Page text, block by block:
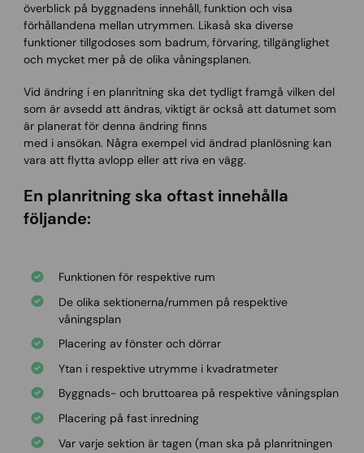
överblick på byggnadens innehåll, funktion och visa
förhållandena mellan utrymmen. Likaså ska diverse
funktioner tillgodoses som badrum, förvaring, tillgänglighet
och mycket mer på de olika våningsplanen.
Vid ändring i en planritning ska det tydligt framgå vilken del
som är avsedd att ändras, viktigt är också att datumet som
är planerat för denna ändring finns
med i ansökan. Några exempel vid ändrad planlösning kan
vara att flytta avlopp eller att riva en vägg.
En planritning ska oftast innehålla
följande:
Funktionen för respektive rum
De olika sektionerna/rummen på respektive
våningsplan
Placering av fönster och dörrar
Ytan i respektive utrymme i kvadratmeter
Byggnads- och bruttoarea på respektive våningsplan
Placering på fast inredning
Var varje sektion är tagen (man ska på planritningen